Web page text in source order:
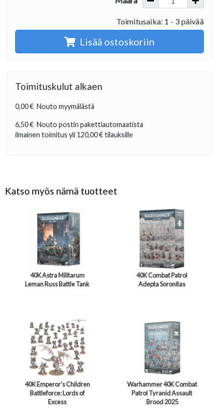
Toimitusaika: 1 - 3 päivää
Lisää ostoskoriin
Toimituskulut alkaen
0,00 € Nouto myymälästä
6,50 € Nouto postin pakettiautomaatista
ilmainen toimitus yli 120,00 €tilauksille
Katso myös nämä tuotteet
40K Astra Militarum
Leman Russ Battle Tank
40K Combat Patrol
Adepta Soronitas
40K Emperor's Children
Battleforce: Lords of
Excess
Warhammer 40K Combat
Patrol Tyranid Assault
Brood 2025